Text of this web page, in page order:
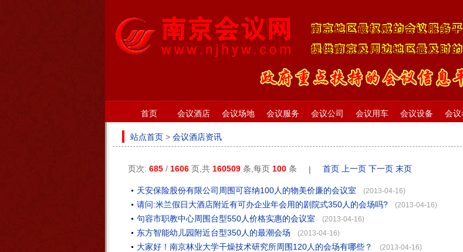
首页 会议酒店 会议场地 会议服务 会议公司 会议用车 会议设备 会议
站点首页 > 会议酒店资讯
页次: 685 / 1606 页,共 160509 条,每页 100 条 | 首页 上一页 下一页 末页
天安保险股份有限公司周围可容纳100人的物美价廉的会议室 (2013-04-16)
请问:米兰假日大酒店附近有可办企业年会用的剧院式350人的会场吗? (2013-04-16)
句容市职教中心周围台型550人价格实惠的会议室 (2013-04-16)
东方智能幼儿园附近台型350人的最潮会场 (2013-04-16)
大家好！南京林业大学干燥技术研究所周围120人的会场有哪些？ (2013-04-16)